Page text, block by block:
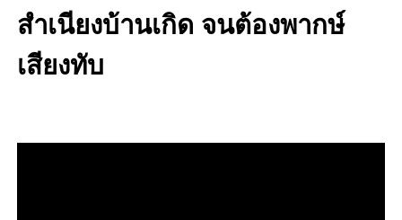
สำเนียงบ้านเกิด จนต้องพากษ์
เสียงทับ